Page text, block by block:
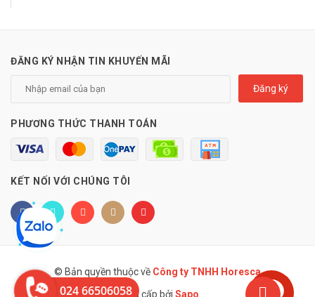
ĐĂNG KÝ NHẬN TIN KHUYẾN MÃI
Đăng ký
PHƯƠNG THỨC THANH TOÁN
KẾT NỐI VỚI CHÚNG TÔI
© Bản quyền thuộc về Công ty TNHH Horesca
Cung cấp bởi Sapo
024 66506058